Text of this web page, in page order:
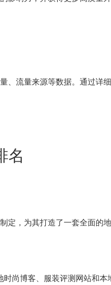
、流量来源等数据。通过详
名
定，为其打造了一套全面的
尚博客、服装评测网站和本